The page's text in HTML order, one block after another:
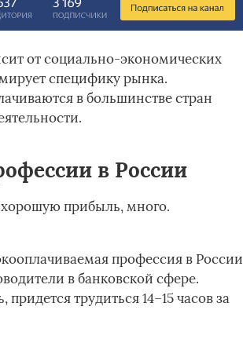
от социально-экономических
специфику рынка.
в большинстве стран
в России
прибыль, много.
профессия в России
в банковской сфере.
трудиться 14–15 часов за